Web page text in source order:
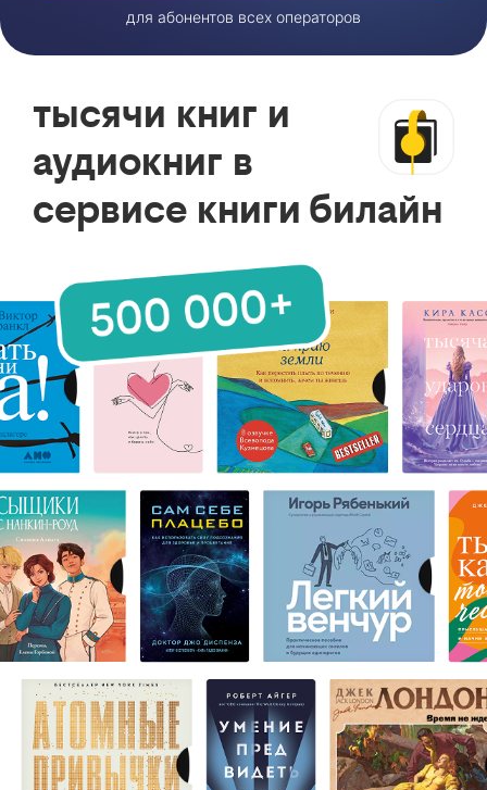
для абонентов всех операторов
тысячи книг и
аудиокниг в
сервисе книги билайн